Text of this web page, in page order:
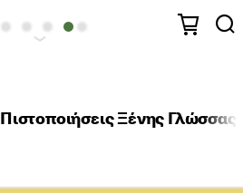
Πιστοποιήσεις Ξένης Γλώσσας